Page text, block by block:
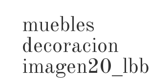
muebles
decoracion
imagen20_lbb